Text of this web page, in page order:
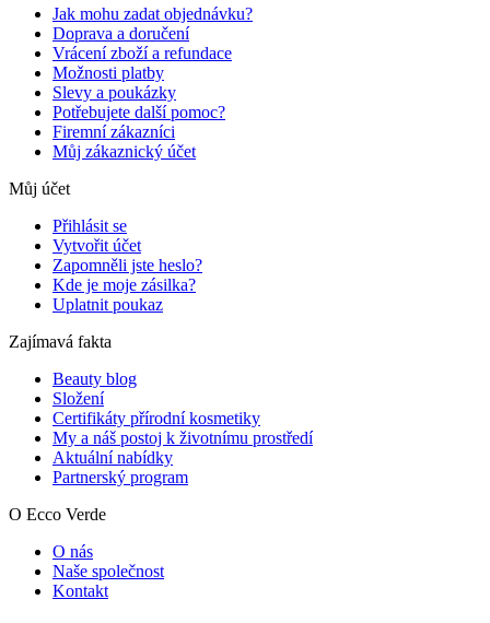
Jak mohu zadat objednávku?
Doprava a doručení
Vrácení zboží a refundace
Možnosti platby
Slevy a poukázky
Potřebujete další pomoc?
Firemní zákazníci
Můj zákaznický účet
Můj účet
Přihlásit se
Vytvořit účet
Zapomněli jste heslo?
Kde je moje zásilka?
Uplatnit poukaz
Zajímavá fakta
Beauty blog
Složení
Certifikáty přírodní kosmetiky
My a náš postoj k životnímu prostředí
Aktuální nabídky
Partnerský program
O Ecco Verde
O nás
Naše společnost
Kontakt